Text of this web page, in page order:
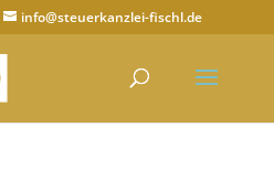
info@steuerkanzlei-fischl.de